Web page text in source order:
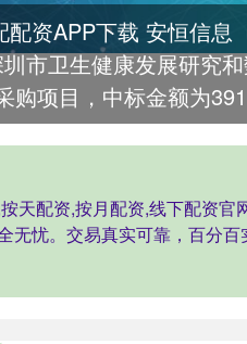
配资APP下载 安恒信息
市卫生健康发展研究
购项目，中标金额为
天配资,按月配资,线下配资
无忧。交易真实可靠，百分百